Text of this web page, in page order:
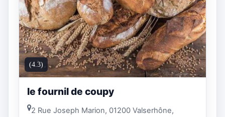
(4.3)
le fournil de coupy
2 Rue Joseph Marion, 01200 Valserhône,